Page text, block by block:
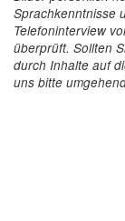
Sprachkenntnisse
Telefoninterview
überprüft. Sollten
durch Inhalte auf
uns bitte